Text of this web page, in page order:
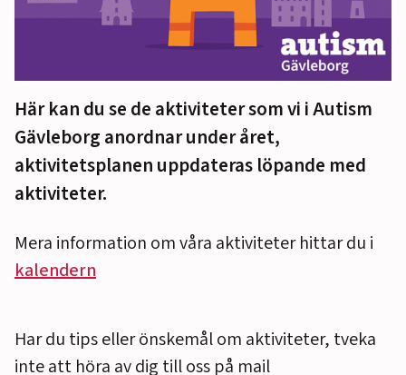
Här kan du se de aktiviteter som vi i Autism
Gävleborg anordnar under året,
aktivitetsplanen uppdateras löpande med
aktiviteter.
Mera information om våra aktiviteter hittar du i
kalendern
Har du tips eller önskemål om aktiviteter, tveka
inte att höra av dig till oss på mail